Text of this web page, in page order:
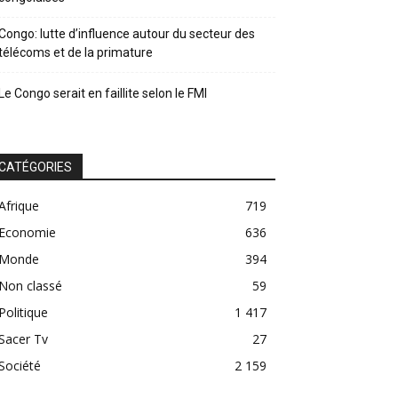
lutte d’influence autour du secteur des
et de la primature
Congo serait en faillite selon le FMI
719
636
394
classé
59
1 417
Tv
27
2 159